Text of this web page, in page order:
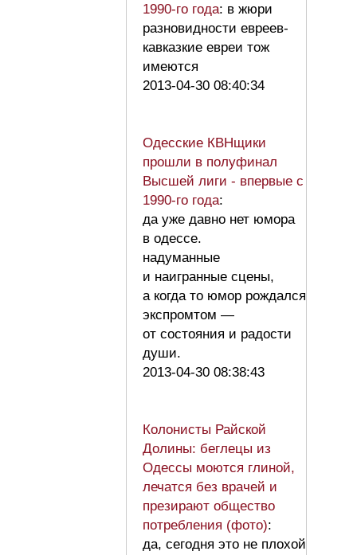
1990-го года: в жюри
разновидности евреев-
кавказкие евреи тож
имеются
2013-04-30 08:40:34
Одесские КВНщики
прошли в полуфинал
Высшей лиги - впервые с
1990-го года:
да уже давно нет юмора
в одессе.
надуманные
и наигранные сцены,
а когда то юмор рождался
экспромтом —
от состояния и радости
души.
2013-04-30 08:38:43
Колонисты Райской
Долины: беглецы из
Одессы моются глиной,
лечатся без врачей и
презирают общество
потребления (фото):
да, сегодня это не плохой